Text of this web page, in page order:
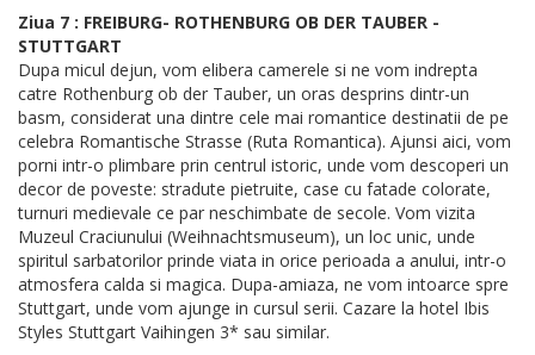
Ziua 7 : FREIBURG- ROTHENBURG OB DER TAUBER -
STUTTGART
Dupa micul dejun, vom elibera camerele si ne vom indrepta
catre Rothenburg ob der Tauber, un oras desprins dintr-un
basm, considerat una dintre cele mai romantice destinatii de pe
celebra Romantische Strasse (Ruta Romantica). Ajunsi aici, vom
porni intr-o plimbare prin centrul istoric, unde vom descoperi un
decor de poveste: stradute pietruite, case cu fatade colorate,
turnuri medievale ce par neschimbate de secole. Vom vizita
Muzeul Craciunului (Weihnachtsmuseum), un loc unic, unde
spiritul sarbatorilor prinde viata in orice perioada a anului, intr-o
atmosfera calda si magica. Dupa-amiaza, ne vom intoarce spre
Stuttgart, unde vom ajunge in cursul serii. Cazare la hotel Ibis
Styles Stuttgart Vaihingen 3* sau similar.